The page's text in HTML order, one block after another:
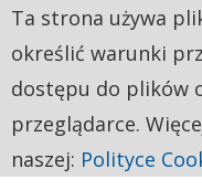
Ta strona używa
określić warunki
dostępu do plików
przeglądarce.
naszej: Polityce